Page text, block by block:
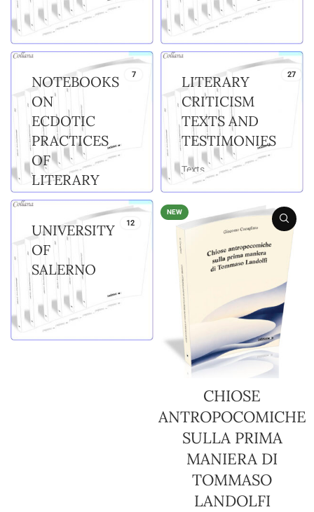
NOTEBOOKS
ON
ECDOTIC
PRACTICES
OF
LITERARY
MODERNITY
7
LITERARY
CRITICISM
TEXTS AND
TESTIMONIES
27
Texts
UNIVERSITY
OF
SALERNO
12
NEW
CHIOSE
ANTROPOCOMICHE
SULLA PRIMA
MANIERA DI
TOMMASO
LANDOLFI